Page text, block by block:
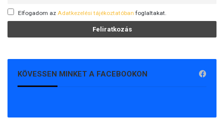
Elfogadom az Adatkezelési tájékoztatóban foglaltakat.
KÖVESSEN MINKET A FACEBOOKON